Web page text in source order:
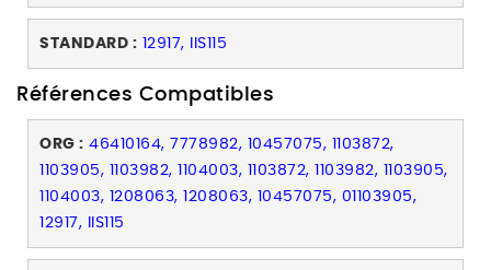
STANDARD : 12917, IIS115
Références Compatibles
ORG : 46410164, 7778982, 10457075, 1103872,
1103905, 1103982, 1104003, 1103872, 1103982, 1103905,
1104003, 1208063, 1208063, 10457075, 01103905,
12917, IIS115